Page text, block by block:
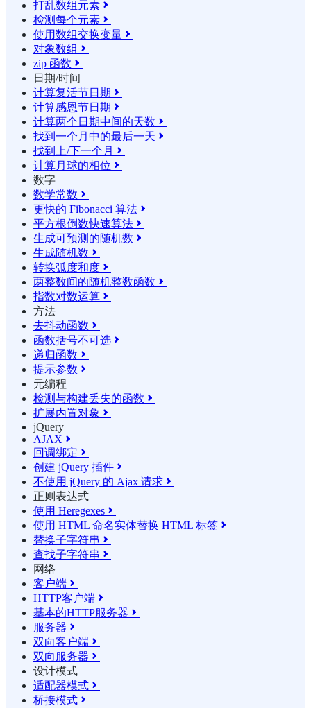
打乱数组元素 
检测每个元素 
使用数组交换变量 
对象数组 
zip 函数 
日期/时间
计算复活节日期 
计算感恩节日期 
计算两个日期中间的天数 
找到一个月中的最后一天 
找到上/下一个月 
计算月球的相位 
数字
数学常数 
更快的 Fibonacci 算法 
平方根倒数快速算法 
生成可预测的随机数 
生成随机数 
转换弧度和度 
两整数间的随机整数函数 
指数对数运算 
方法
去抖动函数 
函数括号不可选 
递归函数 
提示参数 
元编程
检测与构建丢失的函数 
扩展内置对象 
jQuery
AJAX 
回调绑定 
创建 jQuery 插件 
不使用 jQuery 的 Ajax 请求 
正则表达式
使用 Heregexes 
使用 HTML 命名实体替换 HTML 标签 
替换子字符串 
查找子字符串 
网络
客户端 
HTTP客户端 
基本的HTTP服务器 
服务器 
双向客户端 
双向服务器 
设计模式
适配器模式 
桥接模式 